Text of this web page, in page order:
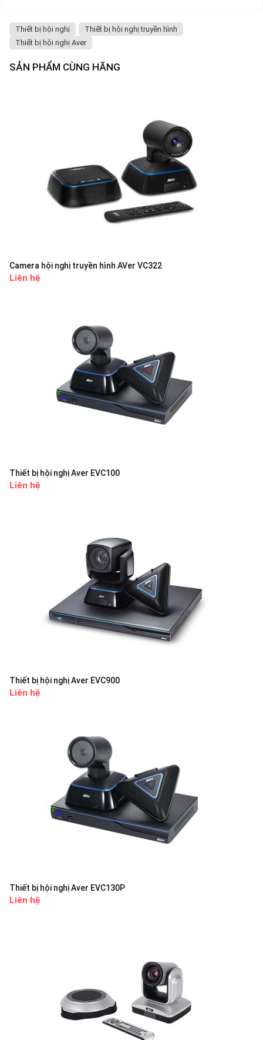
Thiết bị hội nghị
Thiết bị hội nghị truyền hình
Thiết bị hội nghị Aver
SẢN PHẨM CÙNG HÃNG
Camera hội nghị truyền hình AVer VC322
Liên hệ
Thiết bị hội nghị Aver EVC100
Liên hệ
Thiết bị hội nghị Aver EVC900
Liên hệ
Thiết bị hội nghị Aver EVC130P
Liên hệ